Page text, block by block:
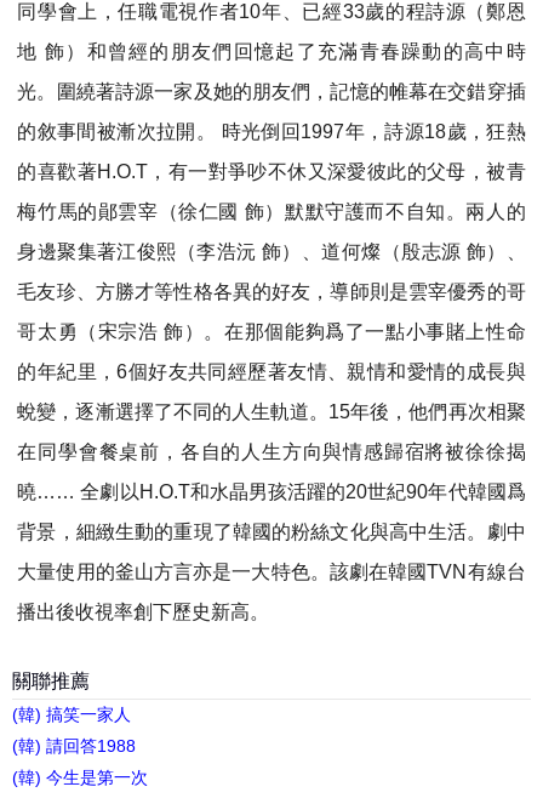
同學會上，任職電視作者10年、已經33歲的程詩源（鄭恩
地 飾）和曾經的朋友們回憶起了充滿青春躁動的高中時
光。圍繞著詩源一家及她的朋友們，記憶的帷幕在交錯穿插
的敘事間被漸次拉開。 時光倒回1997年，詩源18歲，狂熱
的喜歡著H.O.T，有一對爭吵不休又深愛彼此的父母，被青
梅竹馬的鄖雲宰（徐仁國 飾）默默守護而不自知。兩人的
身邊聚集著江俊熙（李浩沅 飾）、道何燦（殷志源 飾）、
毛友珍、方勝才等性格各異的好友，導師則是雲宰優秀的哥
哥太勇（宋宗浩 飾）。在那個能夠爲了一點小事賭上性命
的年紀里，6個好友共同經歷著友情、親情和愛情的成長與
蛻變，逐漸選擇了不同的人生軌道。15年後，他們再次相聚
在同學會餐桌前，各自的人生方向與情感歸宿將被徐徐揭
曉…… 全劇以H.O.T和水晶男孩活躍的20世紀90年代韓國爲
背景，細緻生動的重現了韓國的粉絲文化與高中生活。劇中
大量使用的釜山方言亦是一大特色。該劇在韓國TVN有線台
播出後收視率創下歷史新高。
關聯推薦
(韓) 搞笑一家人
(韓) 請回答1988
(韓) 今生是第一次